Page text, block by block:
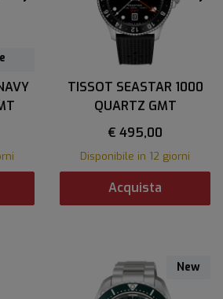
TISSOT SEASTAR 1000
QUARTZ GMT
€ 495,00
Disponibile in 12 giorni
Acquista
New